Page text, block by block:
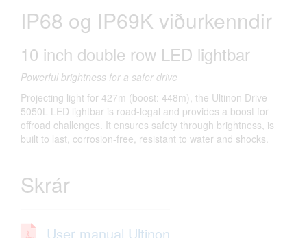
IP68 og IP69K viðurkenndir
10 inch double row LED lightbar
Powerful brightness for a safer drive
Projecting light for 427m (boost: 448m), the Ultinon Drive
5050L LED lightbar is road-legal and provides a boost for
offroad challenges. It ensures safety through brightness, is
built to last, corrosion-free, resistant to water and shocks.
Skrár
User manual Ultinon